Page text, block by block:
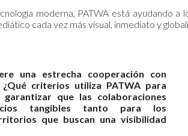
moderna, PATWA está ayudando a
cada vez más visual, inmediato y
una estrecha cooperación con
criterios utiliza PATWA para
que las colaboraciones
tangibles tanto para los
que buscan una visibilidad